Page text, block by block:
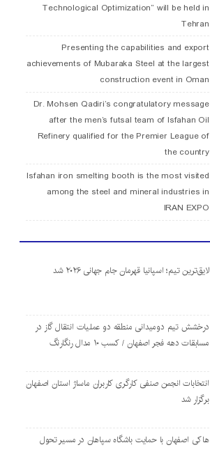
Technological Optimization” will be held in
Tehran
Presenting the capabilities and export
achievements of Mubaraka Steel at the largest
construction event in Oman
Dr. Mohsen Qadiri’s congratulatory message
after the men’s futsal team of Isfahan Oil
Refinery qualified for the Premier League of
the country
Isfahan iron smelting booth is the most visited
among the steel and mineral industries in
IRAN EXPO
لایق‌ترین تیم؛ اسپانیا قهرمان جام جهانی ۲۰۲۶ شد
درخشش تیم دومیدانی منطقه دو عملیات انتقال گاز در
مسابقات دهه فجر اصفهان / کسب ۱۰ مدال رنگارنگ
انتخابات انجمن صنفی کارگری کاربران ماساژ استان اصفهان
برگزار شد
هاکی اصفهان با حمایت باشگاه سپاهان در مسیر تحول